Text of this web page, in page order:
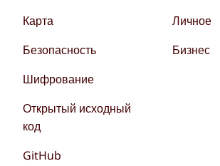
Карта
Безопасность
Шифрование
Открытый исходный
код
GitHub
Личное
Бизнес